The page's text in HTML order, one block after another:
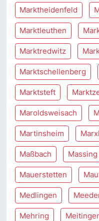
Marktheidenfeld
Marktleuthen
Marktredwitz
Marktschellenberg
Marktsteft
Maroldsweisach
Martinsheim
Maßbach Massing
Mauerstetten
Medlingen
Mehring